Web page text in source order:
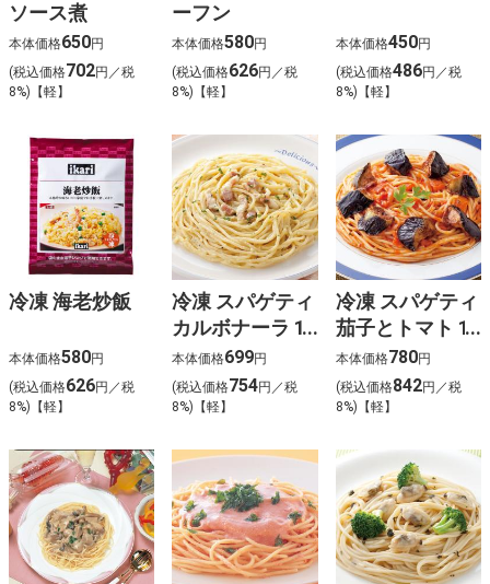
ソース煮
本体価格650円
(税込価格702円／税
8%)【軽】
ーフン
本体価格580円
(税込価格626円／税
8%)【軽】
本体価格450円
(税込価格486円／税
8%)【軽】
冷凍 海老炒飯
本体価格580円
(税込価格626円／税
8%)【軽】
冷凍 スパゲティ
カルボナーラ 1
人前
本体価格699円
(税込価格754円／税
8%)【軽】
冷凍 スパゲティ
茄子とトマト 1
人前
本体価格780円
(税込価格842円／税
8%)【軽】